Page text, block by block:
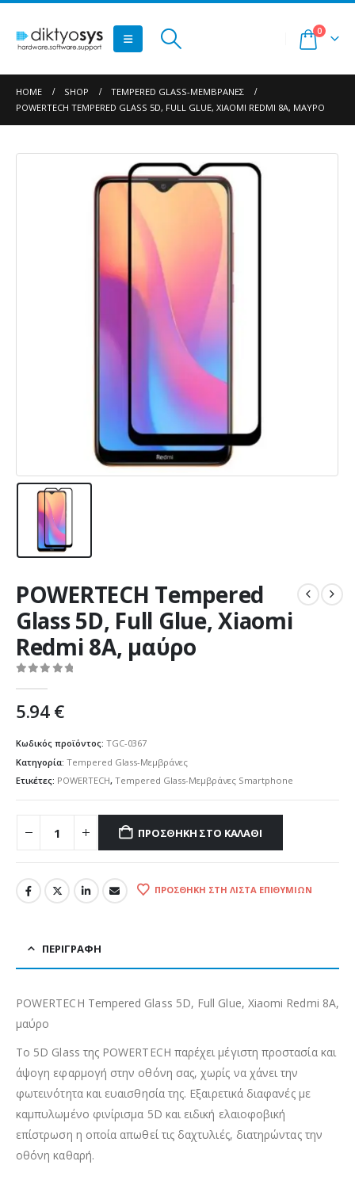
0
HOME SHOP
TEMPERED GLASS-ΜΕΜΒΡΆΝΕΣ
POWERTECH TEMPERED GLASS 5D, FULL GLUE, XIAOMI REDMI 8A, ΜΑΎΡΟ
POWERTECH Tempered
Glass 5D, Full Glue, Xiaomi
Redmi 8A, μαύρο
5.94€
Κωδικός προϊόντος: TGC-0367
Κατηγορία: Tempered Glass-Μεμβράνες
Ετικέτες: POWERTECH, Tempered Glass-Μεμβράνες Smartphone
ΠΡΟΣΘΉΚΗ ΣΤΟ ΚΑΛΆΘΙ
ΠΡΟΣΘΉΚΗ ΣΤΗ ΛΊΣΤΑ ΕΠΙΘΥΜΙΏΝ
ΠΕΡΙΓΡΑΦΉ
POWERTECH Tempered Glass 5D, Full Glue, Xiaomi Redmi 8A,
μαύρο
Το 5D Glass της POWERTECH παρέχει μέγιστη προστασία και
άψογη εφαρμογή στην οθόνη σας, χωρίς να χάνει την
φωτεινότητα και ευαισθησία της. Εξαιρετικά διαφανές με
καμπυλωμένο φινίρισμα 5D και ειδική ελαιοφοβική
επίστρωση η οποία απωθεί τις δαχτυλιές, διατηρώντας την
οθόνη καθαρή.